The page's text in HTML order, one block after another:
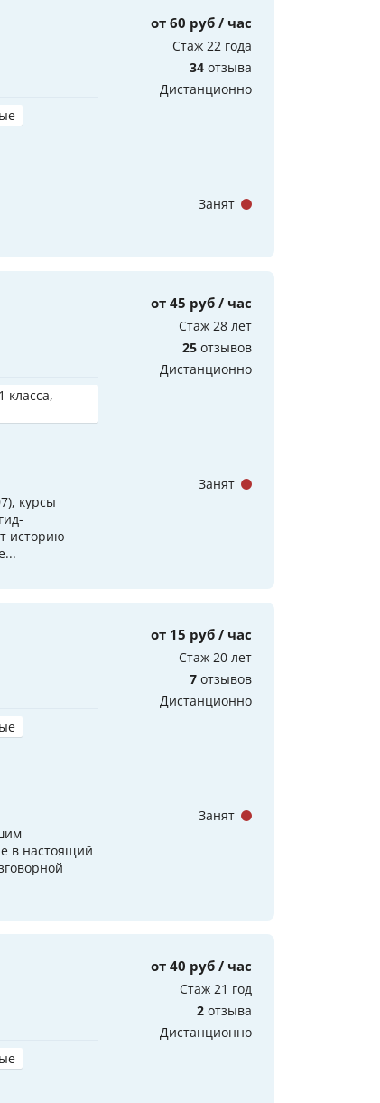
от 60 руб / час
Стаж 22 года
34 отзыва
Дистанционно
Занят
класса,
от 45 руб / час
Стаж 28 лет
25 отзывов
Дистанционно
курсы
историю
Занят
от 15 руб / час
Стаж 20 лет
7 отзывов
Дистанционно
в настоящий
Занят
от 40 руб / час
Стаж 21 год
2 отзыва
Дистанционно